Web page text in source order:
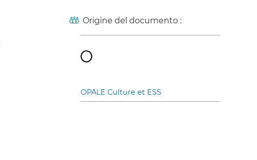
Origine del documento :
OPALE Culture et ESS